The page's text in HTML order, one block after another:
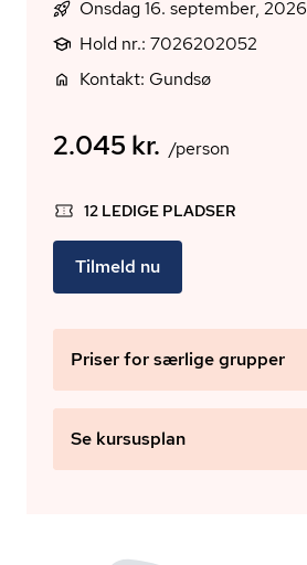
Onsdag 16. september, 2026
Hold nr.: 7026202052
Kontakt: Gundsø
2.045 kr. /person
12 LEDIGE PLADSER
Tilmeld nu
Priser for særlige grupper
Se kursusplan